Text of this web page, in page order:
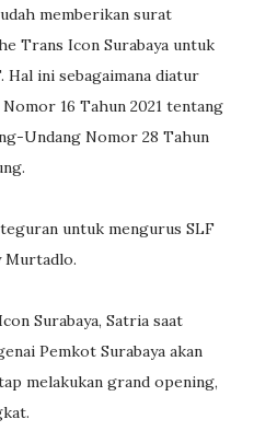
memberikan surat
Trans Icon Surabaya untuk
Hal ini sebagaimana diatur
16 Tahun 2021 tentang
Undang Nomor 28 Tahun
untuk mengurus SLF
Murtadlo.
Surabaya, Satria saat
Pemkot Surabaya akan
melakukan grand opening,